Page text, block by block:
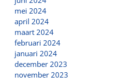
mei 2024
april 2024
maart 2024
februari 2024
januari 2024
december 2023
november 2023